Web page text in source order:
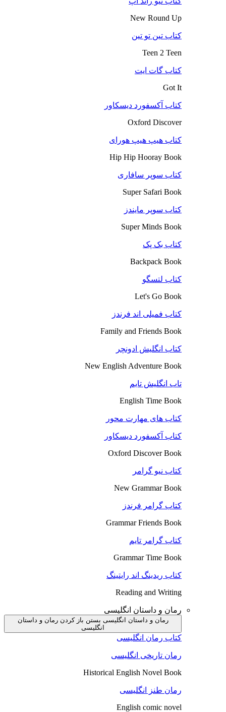
New Round Up
کتاب تین تو تین
Teen 2 Teen
کتاب گات ایت
Got It
کتاب آکسفورد دیسکاور
Oxford Discover
کتاب هیپ هیپ هورای
Hip Hip Hooray Book
کتاب سوپر سافاری
Super Safari Book
کتاب سوپر مایندز
Super Minds Book
کتاب بک پک
Backpack Book
کتاب لتسگو
Let's Go Book
کتاب فمیلی اند فرندز
Family and Friends Book
کتاب انگلیش ادونچر
New English Adventure Book
تاب انگلیش تایم
English Time Book
کتاب های مهارت محور
کتاب آکسفورد دیسکاور
Oxford Discover Book
کتاب نیو گرامر
New Grammar Book
کتاب گرامر فرندز
Grammar Friends Book
کتاب گرامر تایم
Grammar Time Book
کتاب ریدینگ اند رایتینگ
Reading and Writing
رمان و داستان انگلیسی
رمان و داستان انگلیسی بستن باز کردن رمان و داستان
انگلیسی
کتاب رمان انگلیسی
رمان تاریخی انگلیسی
Historical English Novel Book
رمان طنز انگلیسی
English comic novel